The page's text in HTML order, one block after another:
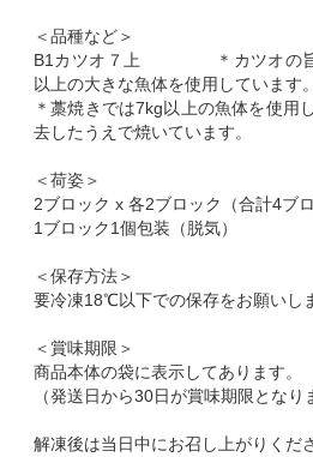
＜品種など＞
B1カツオ７上 ＊カツオの旨
以上の大きな魚体を使用しています。
＊藁焼きでは7kg以上の魚体を使用
去したうえで焼いています。
＜荷姿＞
2ブロック x 各2ブロック（合計4ブ
1ブロック1個包装（脱気）
＜保存方法＞
要冷凍18℃以下での保存をお願いし
＜賞味期限＞
商品本体の袋に表示してあります。
（発送日から30日が賞味期限となり
解凍後は当日中にお召し上がりくだ